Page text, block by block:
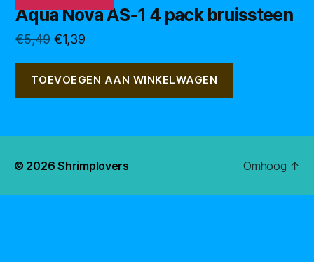
Aqua Nova AS-1 4 pack bruissteen
€5,49 Oorspronkelijke
was:
€5,49.
€1,39Huidige
is:
€1,39.
TOEVOEGEN AAN WINKELWAGEN
© 2026Shrimplovers Omhoog ↑